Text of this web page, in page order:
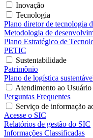
Inovação
Tecnologia
Plano diretor de tecnologia
Metodologia de
Plano Estratégico de
PETIC
Sustentabilidade
Patrimônio
Plano de logística
Atendimento ao Usuário
Perguntas Frequentes
Serviço de informação
Acesse o SIC
Relatórios de gestão do SIC
Informações Classificadas